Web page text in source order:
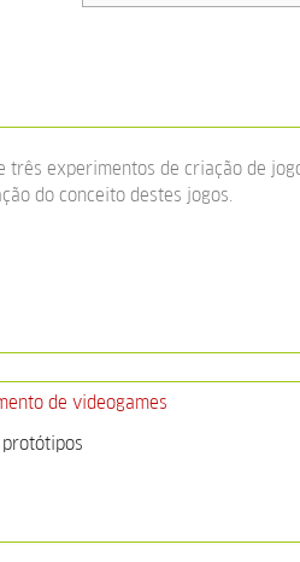
experimentos de criação de
do conceito destes jogos.
de videogames